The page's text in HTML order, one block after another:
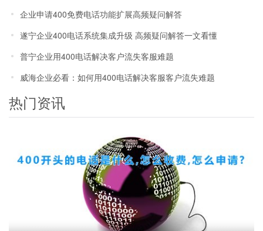
企业申请400免费电话功能扩展高频疑问解答
遂宁企业400电话系统集成升级 高频疑问解答一文看懂
普宁企业用400电话解决客户流失客服难题
威海企业必看：如何用400电话解决客服客户流失难题
热门资讯